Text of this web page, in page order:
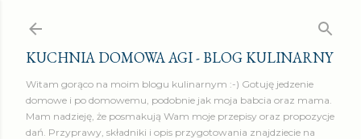
KUCHNIA DOMOWA AGI - BLOG KULINARNY
Witam gorąco na moim blogu kulinarnym :-) Gotuję jedzenie
domowe i po domowemu, podobnie jak moja babcia oraz mama.
Mam nadzieję, że posmakują Wam moje przepisy oraz propozycje
dań. Przyprawy, składniki i opis przygotowania znajdziecie na